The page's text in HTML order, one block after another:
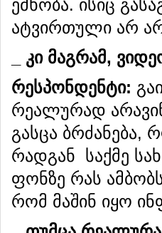
ემხობა. ისიც
ატვირთული არ
კი მაგრამ,
რესპონდენტი:
რეალურად
გასცა ბრძანება,
რადგან საქმე
ფონზე რას
რომ მაშინ იყო